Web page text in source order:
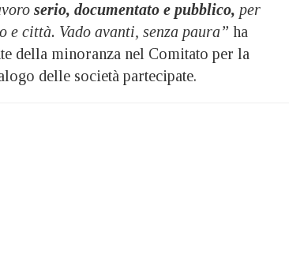
serio, documentato e pubblico, per
città. Vado avanti, senza paura” ha
della minoranza nel Comitato per la
delle società partecipate.